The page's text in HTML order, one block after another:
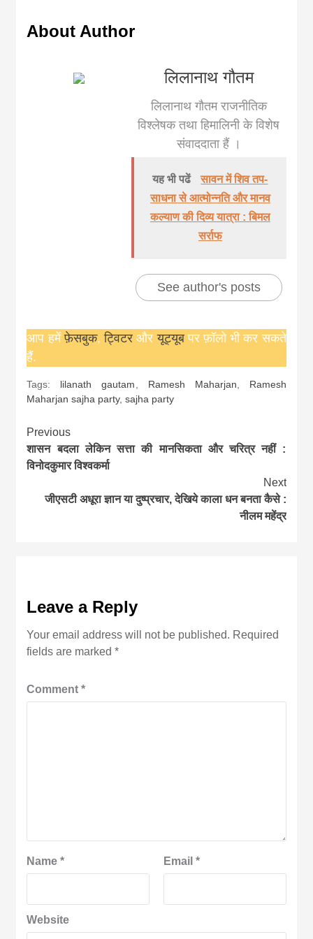
About Author
लिलानाथ गौतम
लिलानाथ गौतम राजनीतिक
विश्लेषक तथा हिमालिनी के विशेष
संवाददाता हैं ।
यह भी पढें
सावन में शिव तप-
साधना से आत्मोन्नति और मानव
कल्याण की दिव्य यात्रा : बिमल
सर्राफ
See author's posts
आप हमेंफ़ेसबुक,ट्विटरऔरयूट्यूबपर फ़ॉलो भी कर सकते
हैं.
Tags: lilanath gautam Ramesh Maharjan
Ramesh
Maharjan sajha party,sajha party
Continue
Reading
Previous
शासन बदला लेकिन सत्ता की मानसिकता और चरित्र नहीं :
विनोदकुमार विश्वकर्मा
Next
जीएसटी अधूरा ज्ञान या दुष्प्रचार, देखिये काला धन बनता कैसे :
नीलम महेंद्र
Leave a Reply
Your email address will not be published. Required
fields are marked*
Comment*
Name* Email *
Website